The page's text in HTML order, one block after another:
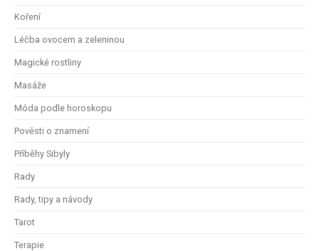
Koření
Léčba ovocem a zeleninou
Magické rostliny
Masáže
Móda podle horoskopu
Pověsti o znamení
Příběhy Sibyly
Rady
Rady, tipy a návody
Tarot
Terapie